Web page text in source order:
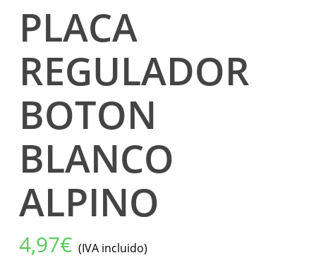
PLACA
REGULADOR
BOTON
BLANCO
ALPINO
4,97€ (IVA incluido)